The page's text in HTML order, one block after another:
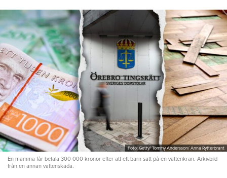
Foto: Getty/ Tommy Andersson/ Anna Rytterbrant
En mamma får betala 300 000 kronor efter att ett barn satt på en vattenkran. Arkivbild
från en annan vattenskada.